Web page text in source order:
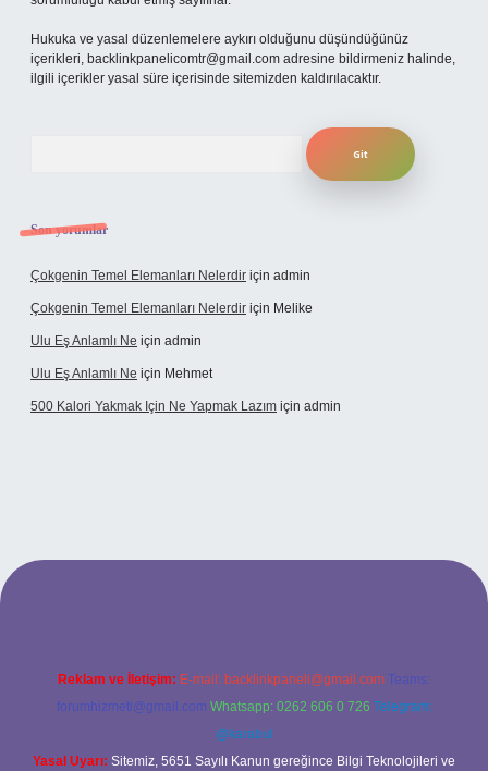
Hukuka ve yasal düzenlemelere aykırı olduğunu düşündüğünüz
içerikleri, backlinkpanelicomtr@gmail.com adresine bildirmeniz halinde,
ilgili içerikler yasal süre içerisinde sitemizden kaldırılacaktır.
Son yorumlar
Çokgenin Temel Elemanları Nelerdir için admin
Çokgenin Temel Elemanları Nelerdir için Melike
Ulu Eş Anlamlı Ne için admin
Ulu Eş Anlamlı Ne için Mehmet
500 Kalori Yakmak Için Ne Yapmak Lazım için admin
adresi
Reklam ve İletişim: E-mail: backlinkpaneli@gmail.com Teams:
forumhizmeti@gmail.com Whatsapp: 0262 606 0 726 Telegram:
@karabul
Yasal Uyarı: Sitemiz, 5651 Sayılı Kanun gereğince Bilgi Teknolojileri ve